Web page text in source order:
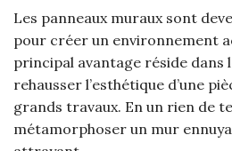
Les panneaux muraux sont
pour créer un environnement
principal avantage réside dans
rehausser l’esthétique d’une
grands travaux. En un rien de
métamorphoser un mur